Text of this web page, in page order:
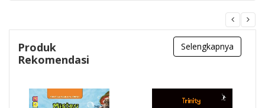
Produk
Rekomendasi
Selengkapnya